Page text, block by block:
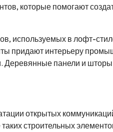
которые помогают
используемых в лофт-
придают интерьеру
Деревянные панели и
открытых
строительных